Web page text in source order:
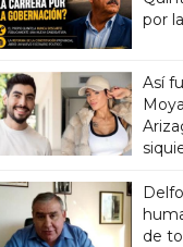
por
Así
de